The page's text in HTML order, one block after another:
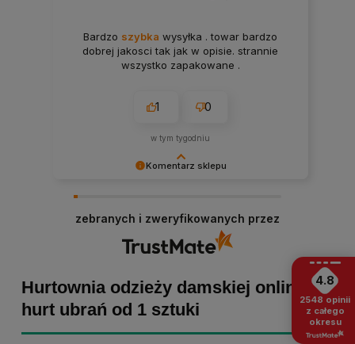
Komentarz sklepu
skrzydeł, dlatego tym bardziej cieszymy się, że
zakup przebiegł pomyślnie. Obiecujemy
utrzymać dobrą passę - zapraszamy ponownie! :)
Bardzo szybka wysyłka . towar bardzo
dobrej jakosci tak jak w opisie. strannie
wszystko zapakowane .
1 0
w tym tygodniu
zebranych i zweryfikowanych przez
Hurtownia odzieży damskiej online -
hurt ubrań od 1 sztuki
4.8
2548 opinii
z całego
okresu